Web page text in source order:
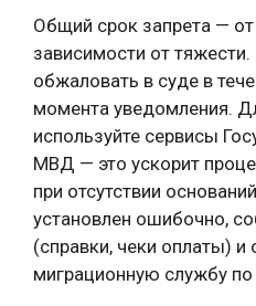
Общий срок запрета —
зависимости от
обжаловать в суде в
момента уведомления.
используйте сервисы
МВД — это ускорит
при отсутствии
установлен ошибочно,
(справки, чеки оплаты) и
миграционную службу по